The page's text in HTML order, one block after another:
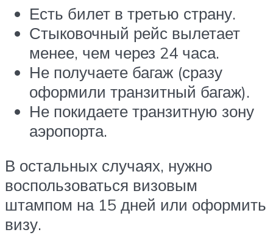
Есть билет в третью страну.
Стыковочный рейс вылетает
менее, чем через 24 часа.
Не получаете багаж (сразу
оформили транзитный багаж).
Не покидаете транзитную зону
аэропорта.
В остальных случаях, нужно
воспользоваться визовым
штампом на 15 дней или оформить
визу.